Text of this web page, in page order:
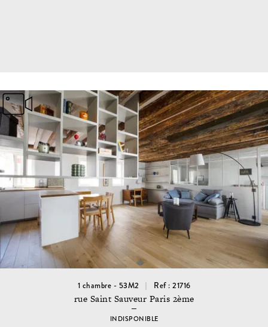
1 chambre - 53M2 Ref : 21716
rue Saint Sauveur Paris 2ème
INDISPONIBLE